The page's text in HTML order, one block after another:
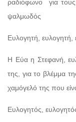
ραδιόφωνο για
ψαλμωδός
Ευλογητή, ευλογητή,
Η Εύα η Στεφανή,
της, για το βλέμμα
χαμόγελό της που
Ευλογητός,